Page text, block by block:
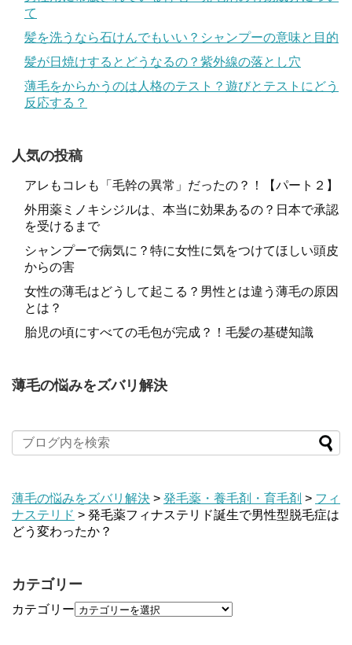
て
髪を洗うなら石けんでもいい？シャンプーの意味と目的
髪が日焼けするとどうなるの？紫外線の落とし穴
薄毛をからかうのは人格のテスト？遊びとテストにどう
反応する？
人気の投稿
アレもコレも「毛幹の異常」だったの？！【パート２】
外用薬ミノキシジルは、本当に効果あるの？日本で承認
を受けるまで
シャンプーで病気に？特に女性に気をつけてほしい頭皮
からの害
女性の薄毛はどうして起こる？男性とは違う薄毛の原因
とは？
胎児の頃にすべての毛包が完成？！毛髪の基礎知識
薄毛の悩みをズバリ解決
薄毛の悩みをズバリ解決 > 発毛薬・養毛剤・育毛剤 > フィ
ナステリド > 発毛薬フィナステリド誕生で男性型脱毛症は
どう変わったか？
カテゴリー
カテゴリー